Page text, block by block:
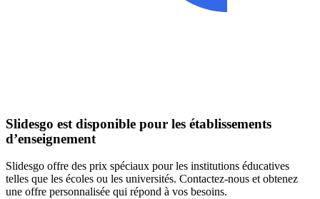
Slidesgo est disponible pour les établissements
d’enseignement
Slidesgo offre des prix spéciaux pour les institutions éducatives
telles que les écoles ou les universités. Contactez-nous et obtenez
une offre personnalisée qui répond à vos besoins.